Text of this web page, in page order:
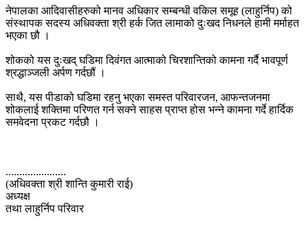
नेपालका आदिवासीहरुको मानव अधिकार सम्बन्धी वकिल समूह (लाहुर्निप) को
संस्थापक सदस्य अधिवक्ता श्री हर्क जित लामाको दुःखद निधनले हामी मर्माहत
भएका छौ ।
शोकको यस दुःखद् घडिमा दिवंगत आत्माको चिरशान्तिको कामना गर्दै भावपूर्ण
श्रद्धाञ्जली अर्पण गर्दछौं ।
साथै, यस पीडाको घडिमा रहनु भएका समस्त परिवारजन, आफन्तजनमा
शोकलाई शक्तिमा परिणत गर्न सक्ने साहस प्राप्त होस भन्ने कामना गर्दे हार्दिक
समवेदना प्रकट गर्दछौ ।
......................
(अधिवक्ता श्री शान्ति कुमारी राई)
अध्यक्ष
तथा लाहुर्निप परिवार